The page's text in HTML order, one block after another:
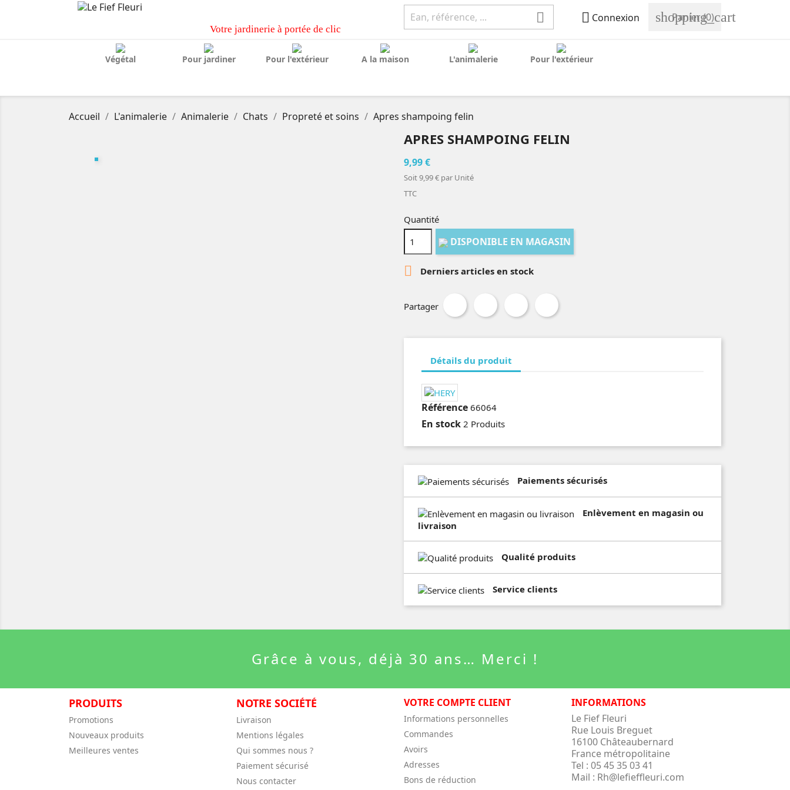
Votre jardinerie à portée de clic
  Connexion shopping_cart
Panier(0)
Végétal Pour jardiner Pour l'extérieur A la maison L'animalerie Pour l'extérieur
Accueil L'animalerie Animalerie Chats Propreté et soins Apres shampoing felin
APRES SHAMPOING FELIN
9,99 €
Soit 9,99 € par Unité
TTC
Quantité
DISPONIBLE EN MAGASIN
 Derniers articles en stock
Partager
Détails du produit
Référence 66064
En stock 2 Produits
Paiements sécurisés
Enlèvement en magasin ou
livraison
Qualité produits
Service clients
Grâce à vous, déjà 30 ans… Merci !
PRODUITS
Promotions
Nouveaux produits
Meilleures ventes
NOTRE SOCIÉTÉ
Livraison
Mentions légales
Qui sommes nous ?
Paiement sécurisé
Nous contacter
VOTRE COMPTE CLIENT
Informations personnelles
Commandes
Avoirs
Adresses
Bons de réduction
INFORMATIONS
Le Fief Fleuri
Rue Louis Breguet
16100 Châteaubernard
France métropolitaine
Tel : 05 45 35 03 41
Mail : Rh@lefieffleuri.com